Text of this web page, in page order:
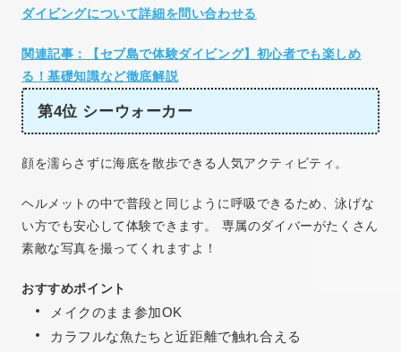
ダイビングについて詳細を問い合わせる
関連記事：【セブ島で体験ダイビング】初心者でも楽しめ
る！基礎知識など徹底解説
第4位 シーウォーカー
顔を濡らさずに海底を散歩できる人気アクティビティ。
ヘルメットの中で普段と同じように呼吸できるため、泳げな
い方でも安心して体験できます。 専属のダイバーがたくさん
素敵な写真を撮ってくれますよ！
おすすめポイント
メイクのまま参加OK
カラフルな魚たちと近距離で触れ合える